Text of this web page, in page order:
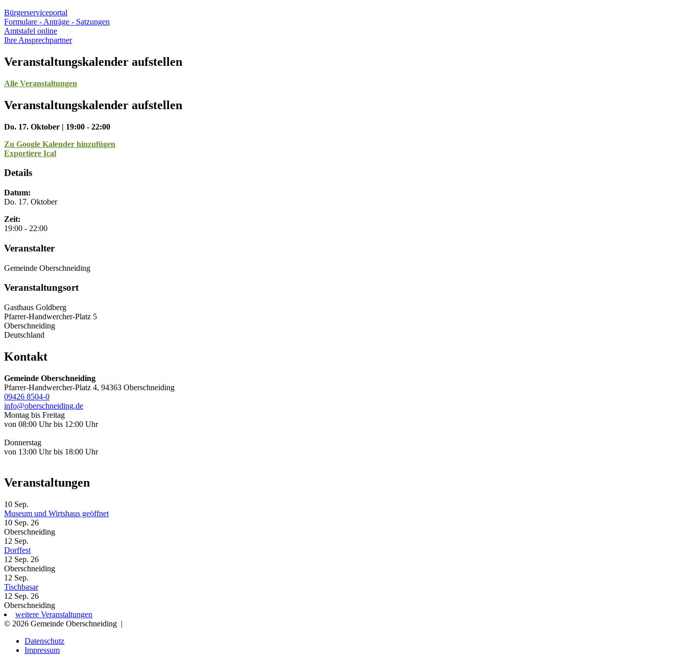
Bürgerserviceportal
Formulare - Anträge - Satzungen
Amtstafel online
Ihre Ansprechpartner
Veranstaltungskalender aufstellen
Alle Veranstaltungen
Veranstaltungskalender aufstellen
Do. 17. Oktober | 19:00 - 22:00
Zu Google Kalender hinzufügen
Exportiere Ical
Details
Datum:
Do. 17. Oktober
Zeit:
19:00 - 22:00
Veranstalter
Gemeinde Oberschneiding
Veranstaltungsort
Gasthaus Goldberg
Pfarrer-Handwercher-Platz 5
Oberschneiding
Deutschland
Kontakt
Gemeinde Oberschneiding
Pfarrer-Handwercher-Platz 4, 94363 Oberschneiding
09426 8504-0
info@oberschneiding.de
Montag bis Freitag
von 08:00 Uhr bis 12:00 Uhr
Donnerstag
von 13:00 Uhr bis 18:00 Uhr
Veranstaltungen
10 Sep.
Museum und Wirtshaus geöffnet
10 Sep. 26
Oberschneiding
12 Sep.
Dorffest
12 Sep. 26
Oberschneiding
12 Sep.
Tischbasar
12 Sep. 26
Oberschneiding
weitere Veranstaltungen
© 2026 Gemeinde Oberschneiding |
Datenschutz
Impressum